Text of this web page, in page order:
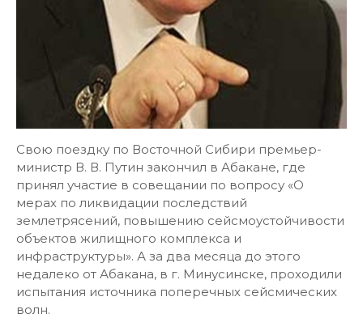
Свою поездку по Восточной Сибири премьер-
министр В. В. Путин закончил в Абакане, где
принял участие в совещании по вопросу «О
мерах по ликвидации последствий
землетрясений, повышению сейсмоустойчивости
объектов жилищного комплекса и
инфраструктуры». А за два месяца до этого
недалеко от Абакана, в г. Минусинске, проходили
испытания источника поперечных сейсмических
волн.